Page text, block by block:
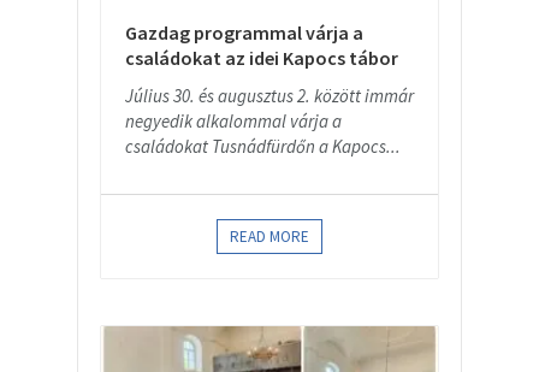
Gazdag programmal várja a
családokat az idei Kapocs tábor
Július 30. és augusztus 2. között immár
negyedik alkalommal várja a
családokat Tusnádfürdőn a Kapocs...
READ MORE